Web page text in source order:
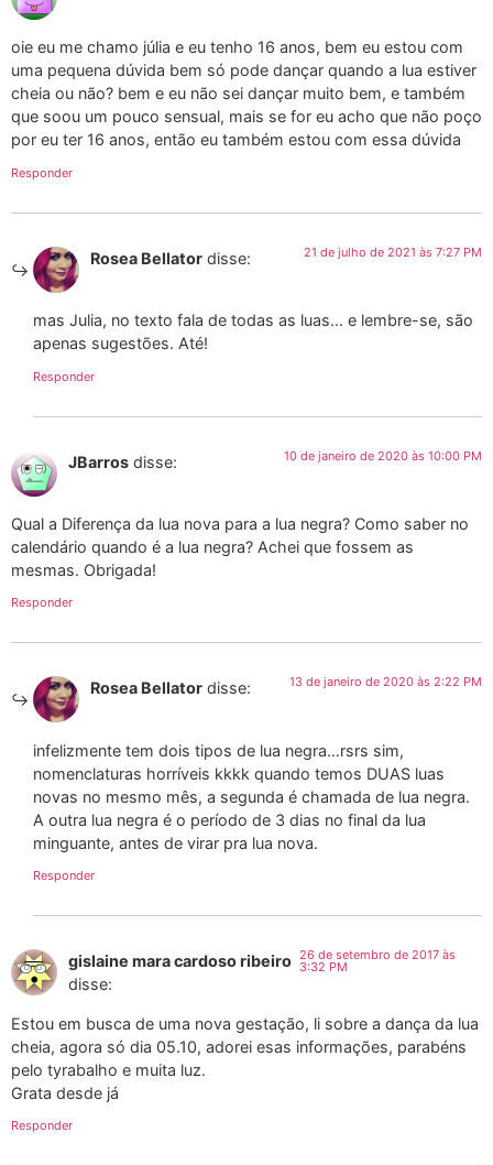
oie eu me chamo júlia e eu tenho 16 anos, bem eu estou com
uma pequena dúvida bem só pode dançar quando a lua estiver
cheia ou não? bem e eu não sei dançar muito bem, e também
que soou um pouco sensual, mais se for eu acho que não poço
por eu ter 16 anos, então eu também estou com essa dúvida
Responder
Rosea Bellator disse: 21 de julho de 2021 às 7:27 PM
mas Julia, no texto fala de todas as luas… e lembre-se, são
apenas sugestões. Até!
Responder
JBarros disse: 10 de janeiro de 2020 às 10:00 PM
Qual a Diferença da lua nova para a lua negra? Como saber no
calendário quando é a lua negra? Achei que fossem as
mesmas. Obrigada!
Responder
Rosea Bellator disse: 13 de janeiro de 2020 às 2:22 PM
infelizmente tem dois tipos de lua negra…rsrs sim,
nomenclaturas horríveis kkkk quando temos DUAS luas
novas no mesmo mês, a segunda é chamada de lua negra.
A outra lua negra é o período de 3 dias no final da lua
minguante, antes de virar pra lua nova.
Responder
gislaine mara cardoso ribeiro
disse:
26 de setembro de 2017 às
3:32 PM
Estou em busca de uma nova gestação, li sobre a dança da lua
cheia, agora só dia 05.10, adorei esas informações, parabéns
pelo tyrabalho e muita luz.
Grata desde já
Responder